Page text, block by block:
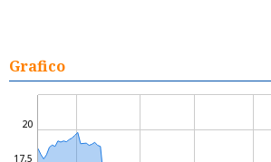
Grafico
17,5
20